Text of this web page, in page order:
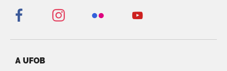
A UFOB